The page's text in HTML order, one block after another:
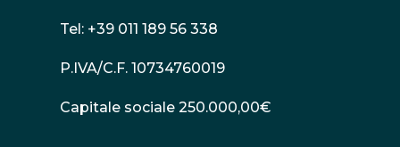
Tel: +39 011 189 56 338
P.IVA/C.F. 10734760019
Capitale sociale 250.000,00€